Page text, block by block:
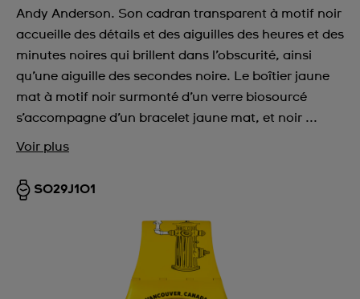
Andy Anderson. Son cadran transparent à motif noir
accueille des détails et des aiguilles des heures et des
minutes noires qui brillent dans l’obscurité, ainsi
qu’une aiguille des secondes noire. Le boîtier jaune
mat à motif noir surmonté d’un verre biosourcé
s’accompagne d’un bracelet jaune mat, et noir ...
Voir plus
SO29J101